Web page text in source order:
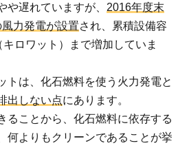
や遅れていますが、 2016年度末
力発電が設置され、累積設備容
ロワット）まで増加していま
トは、化石燃料を使う火力発電と
出しない点にあります。
ることから、化石燃料に依存する
何よりもクリーンであることが挙